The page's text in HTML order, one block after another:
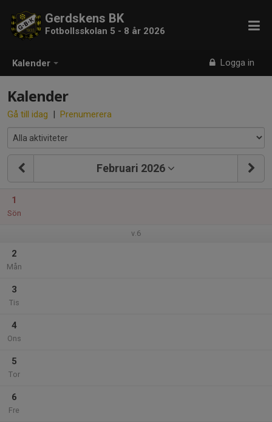
Kalender Logga in
Gerdskens BK
Fotbollsskolan 5 - 8 år 2026
Kalender
Gå till idag | Prenumerera
Februari 2026
1
Sön
v.6
2
Mån
3
Tis
4
Ons
5
Tor
6
Fre